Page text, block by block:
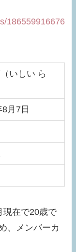
186559916676
いしい ら
月7日
現在で20歳で
、メンバーカ